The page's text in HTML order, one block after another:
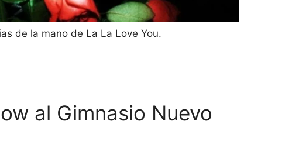
de la mano de La La Love You.
al Gimnasio Nuevo